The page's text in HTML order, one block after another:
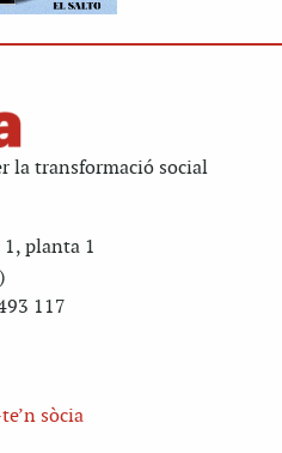
la transformació social
1, planta 1
117
sòcia